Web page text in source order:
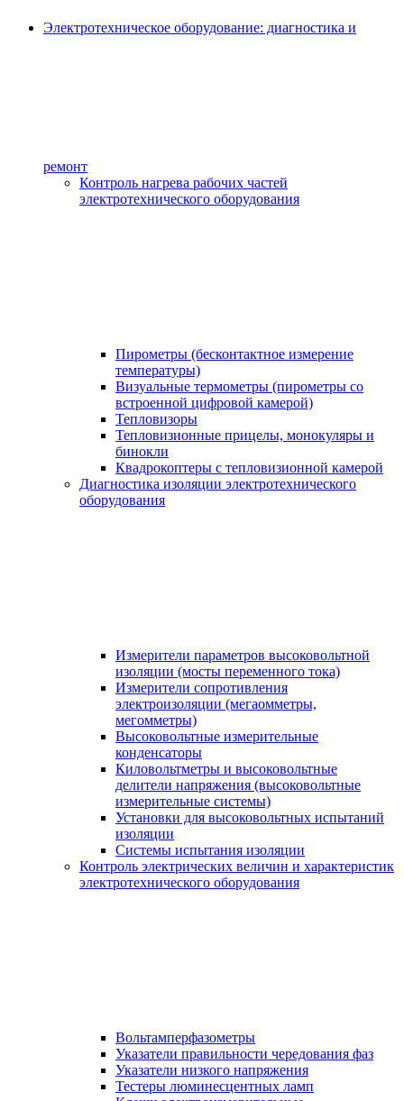
Электротехническое оборудование: диагностика и
ремонт
Контроль нагрева рабочих частей
электротехнического оборудования
Пирометры (бесконтактное измерение
температуры)
Визуальные термометры (пирометры со
встроенной цифровой камерой)
Тепловизоры
Тепловизионные прицелы, монокуляры и
бинокли
Квадрокоптеры с тепловизионной камерой
Диагностика изоляции электротехнического
оборудования
Измерители параметров высоковольтной
изоляции (мосты переменного тока)
Измерители сопротивления
электроизоляции (мегаомметры,
мегомметры)
Высоковольтные измерительные
конденсаторы
Киловольтметры и высоковольтные
делители напряжения (высоковольтные
измерительные системы)
Установки для высоковольтных испытаний
изоляции
Системы испытания изоляции
Контроль электрических величин и характеристик
электротехнического оборудования
Вольтамперфазометры
Указатели правильности чередования фаз
Указатели низкого напряжения
Тестеры люминесцентных ламп